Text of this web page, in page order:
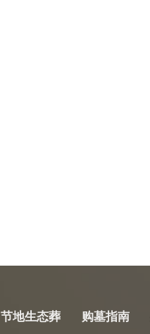
节地生态葬 购墓指南